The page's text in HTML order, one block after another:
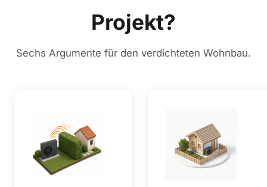
Projekt?
Sechs Argumente für den verdichteten Wohnbau.